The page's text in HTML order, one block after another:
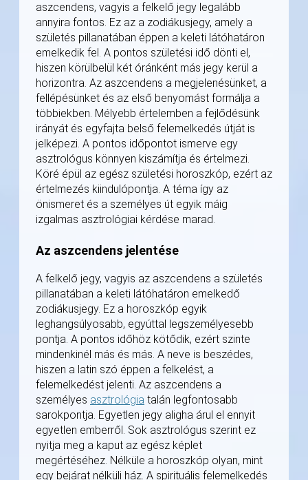
aszcendens, vagyis a felkelő jegy legalább
annyira fontos. Ez az a zodiákusjegy, amely a
születés pillanatában éppen a keleti látóhatáron
emelkedik fel. A pontos születési idő dönti el,
hiszen körülbelül két óránként más jegy kerül a
horizontra. Az aszcendens a megjelenésünket, a
fellépésünket és az első benyomást formálja a
többiekben. Mélyebb értelemben a fejlődésünk
irányát és egyfajta belső felemelkedés útját is
jelképezi. A pontos időpontot ismerve egy
asztrológus könnyen kiszámítja és értelmezi.
Köré épül az egész születési horoszkóp, ezért az
értelmezés kiindulópontja. A téma így az
önismeret és a személyes út egyik máig
izgalmas asztrológiai kérdése marad.
Az aszcendens jelentése
A felkelő jegy, vagyis az aszcendens a születés
pillanatában a keleti látóhatáron emelkedő
zodiákusjegy. Ez a horoszkóp egyik
leghangsúlyosabb, egyúttal legszemélyesebb
pontja. A pontos időhöz kötődik, ezért szinte
mindenkinél más és más. A neve is beszédes,
hiszen a latin szó éppen a felkelést, a
felemelkedést jelenti. Az aszcendens a
személyes asztrológia talán legfontosabb
sarokpontja. Egyetlen jegy aligha árul el ennyit
egyetlen emberről. Sok asztrológus szerint ez
nyitja meg a kaput az egész képlet
megértéséhez. Nélküle a horoszkóp olyan, mint
egy bejárat nélküli ház. A spirituális felemelkedés